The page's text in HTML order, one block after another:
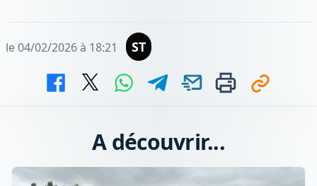
le 04/02/2026 à 18:21 ST
A découvrir...